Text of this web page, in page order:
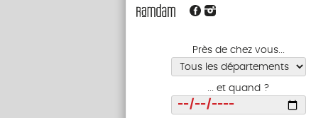
Près de chez vous...
... et quand ?